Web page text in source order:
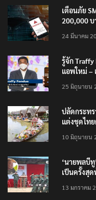
เตือนภัย
200,000 บ
24 มีนาคม
รู้จัก Traffy
แอพใหม่ –
25 มิถุนายน
ปลัดกระทร
แต่งชุดไท
10 มิถุนายน
‘นายพลบีทู
เป็นครั้งสุ
13 มกราคม